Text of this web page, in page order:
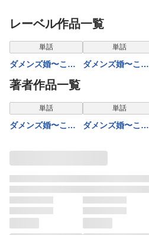
レーベル作品一覧
単話
ダメンズ婚〜この
結婚は、アウトで
すか？〜２
単話
ダメンズ婚〜この
著者作品一覧
単話
ダメンズ婚〜この
すか？〜２
単話
ダメンズ婚〜この
すか？〜３